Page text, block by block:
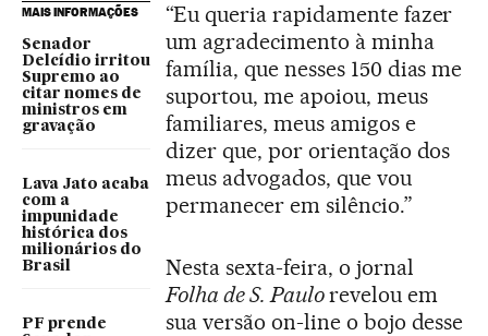
MAIS INFORMAÇÕES
Senador
Delcídio irritou
Supremo ao
citar nomes de
ministros em
gravação
Lava Jato acaba
com a
impunidade
histórica dos
milionários do
Brasil
PF prende
“Eu queria rapidamente fazer
um agradecimento à minha
família, que nesses 150 dias me
suportou, me apoiou, meus
familiares, meus amigos e
dizer que, por orientação dos
meus advogados, que vou
permanecer em silêncio.”
Nesta sexta-feira, o jornal
Folha de S. Paulorevelou em
sua versão on-line o bojo desse